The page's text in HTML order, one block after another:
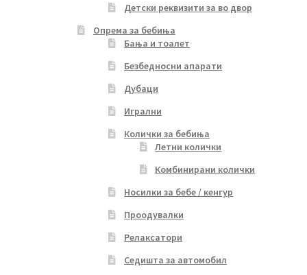
Детски реквизити за во двор
Опрема за бебиња
Бања и тоалет
Безбедносни апарати
Дубаци
Игрални
Колички за бебиња
Летни колички
Комбинирани колички
Носилки за бебе / кенгур
Проодувалки
Релаксатори
Седишта за автомобил